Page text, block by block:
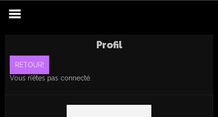
content
Profil
Vous n’êtes pas connecté.